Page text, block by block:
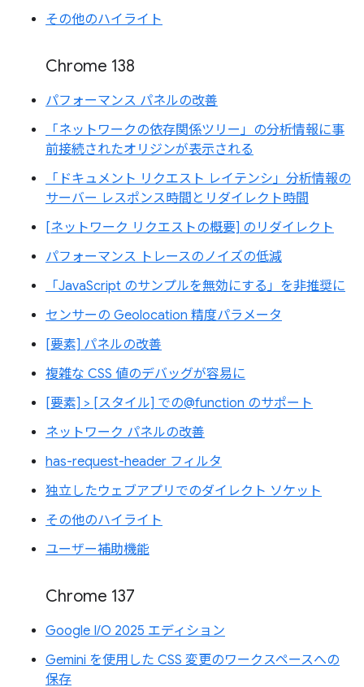
その他のハイライト
Chrome 138
パフォーマンス パネルの改善
「ネットワークの依存関係ツリー」の分析情報に事
前接続されたオリジンが表示される
「ドキュメント リクエスト レイテンシ」分析情報の
サーバー レスポンス時間とリダイレクト時間
[ネットワーク リクエストの概要] のリダイレクト
パフォーマンス トレースのノイズの低減
「JavaScript のサンプルを無効にする」を非推奨に
センサーの Geolocation 精度パラメータ
[要素] パネルの改善
複雑な CSS 値のデバッグが容易に
[要素] > [スタイル] での@function のサポート
ネットワーク パネルの改善
has-request-header フィルタ
独立したウェブアプリでのダイレクト ソケット
その他のハイライト
ユーザー補助機能
Chrome 137
Google I/O 2025 エディション
Gemini を使用した CSS 変更のワークスペースへの
保存